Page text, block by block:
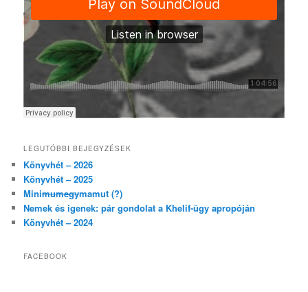
LEGUTÓBBI BEJEGYZÉSEK
Könyvhét – 2026
Könyvhét – 2025
Minimumegymamut (?)
Nemek és igenek: pár gondolat a Khelif-ügy apropóján
Könyvhét – 2024
FACEBOOK